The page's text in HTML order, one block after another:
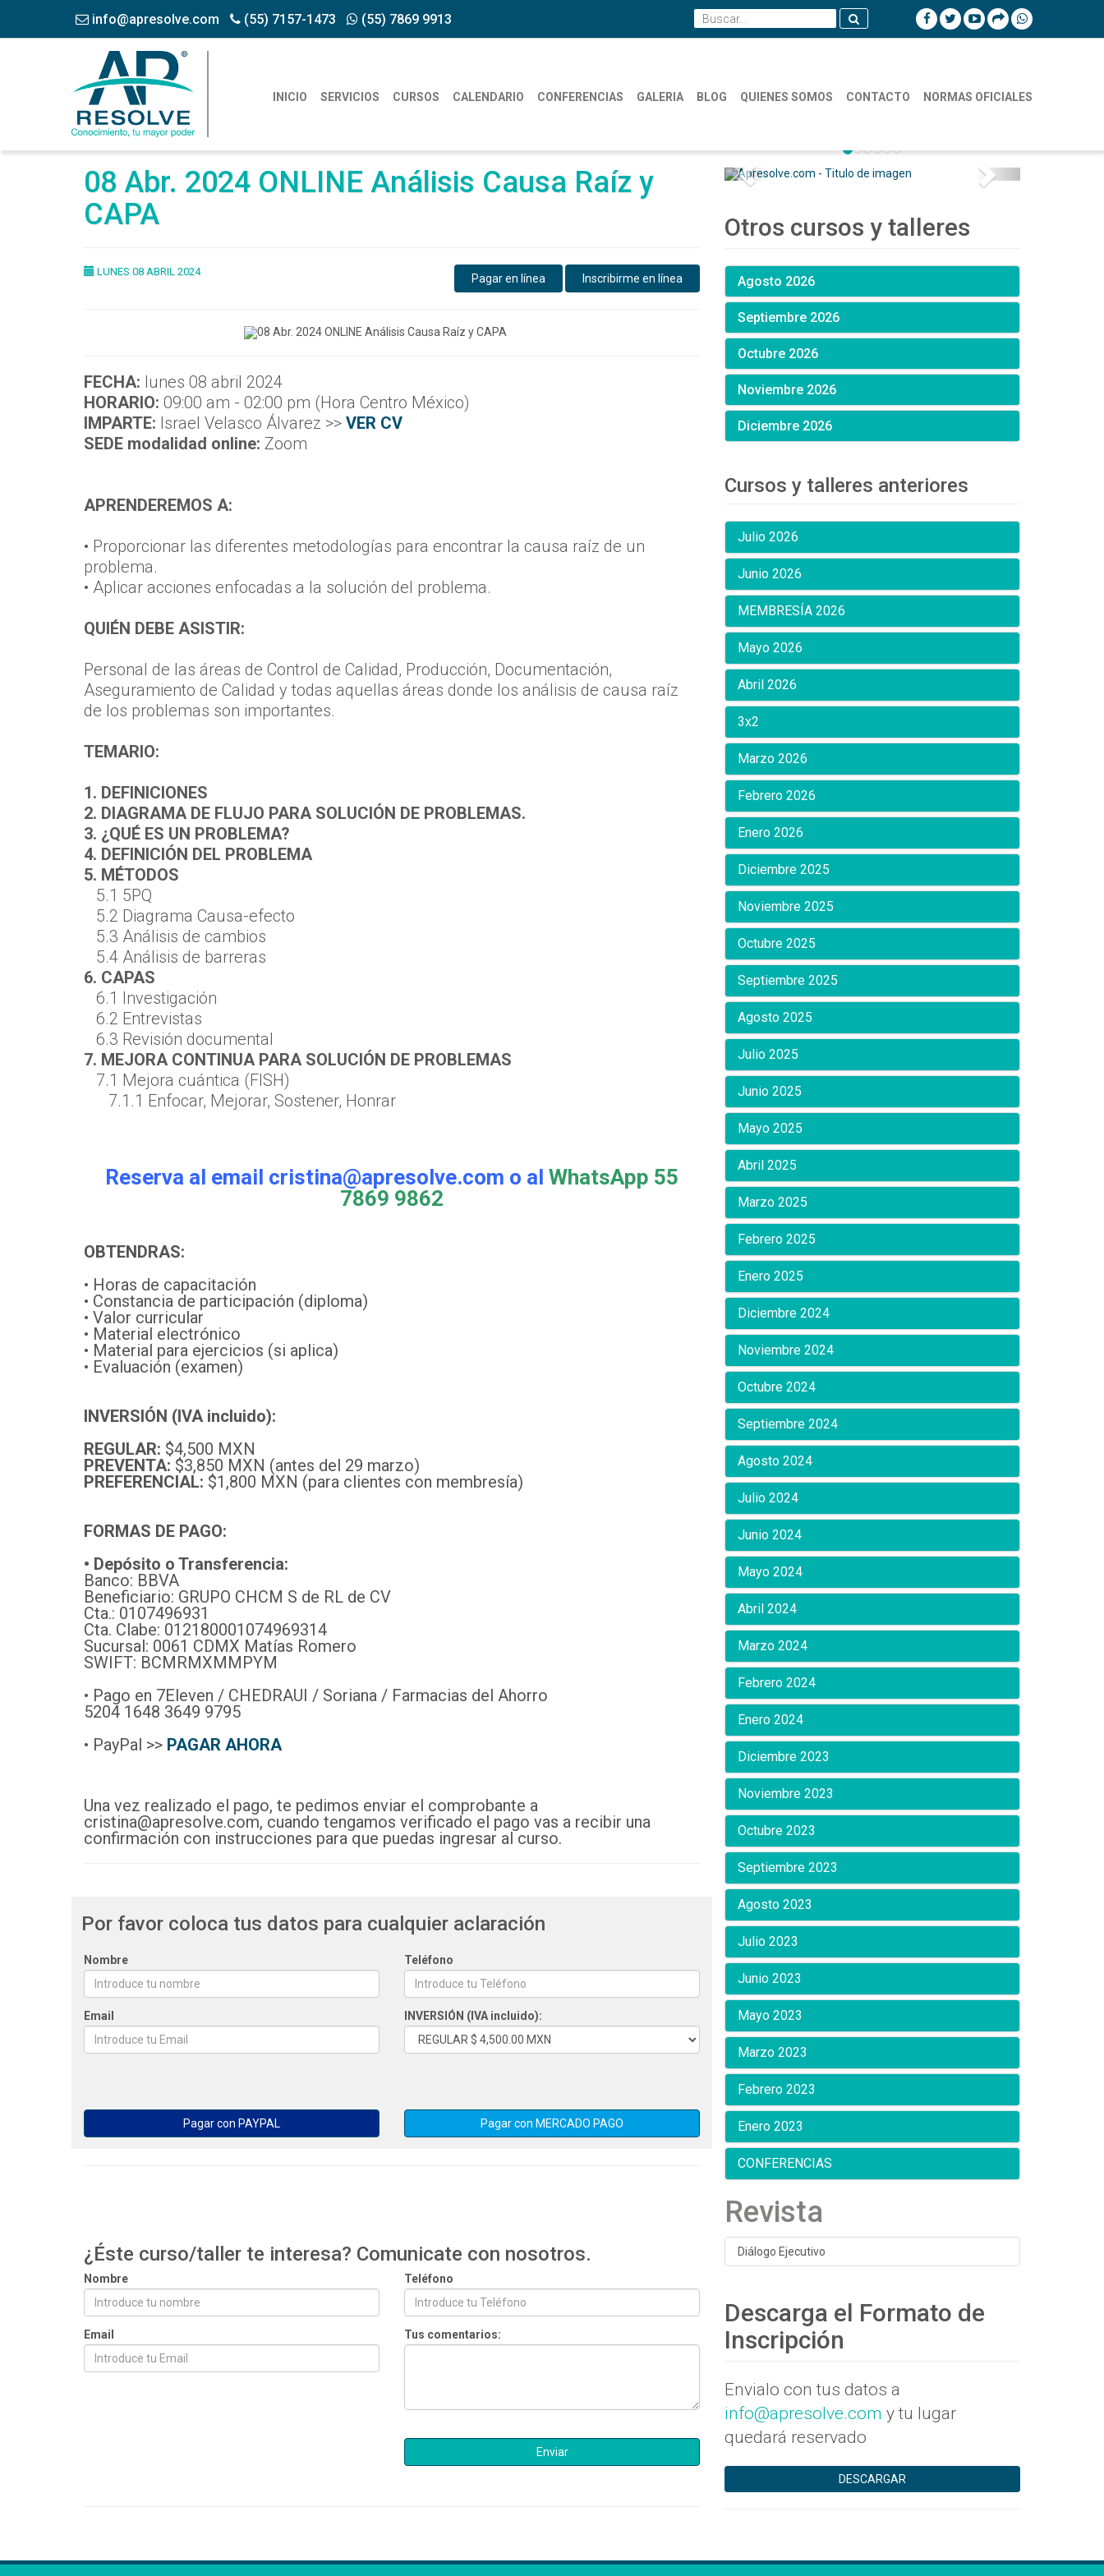
info@apresolve.com (55) 7157-1473 (55) 7869 9913
INICIO SERVICIOS CURSOS CALENDARIO CONFERENCIAS GALERIA BLOG QUIENES SOMOS CONTACTO NORMAS OFICIALES
08 Abr. 2024 ONLINE Análisis Causa Raíz y
CAPA
LUNES 08 ABRIL 2024
Pagar en línea Inscribirme en línea
FECHA: lunes 08 abril 2024
HORARIO: 09:00 am - 02:00 pm (Hora Centro México)
IMPARTE: Israel Velasco Álvarez >> VER CV
SEDE modalidad online: Zoom
APRENDEREMOS A:
• Proporcionar las diferentes metodologías para encontrar la causa raíz de un
problema.
• Aplicar acciones enfocadas a la solución del problema.
QUIÉN DEBE ASISTIR:
Personal de las áreas de Control de Calidad, Producción, Documentación,
Aseguramiento de Calidad y todas aquellas áreas donde los análisis de causa raíz
de los problemas son importantes.
TEMARIO:
1. DEFINICIONES
2. DIAGRAMA DE FLUJO PARA SOLUCIÓN DE PROBLEMAS.
3. ¿QUÉ ES UN PROBLEMA?
4. DEFINICIÓN DEL PROBLEMA
5. MÉTODOS
5.1 5PQ
5.2 Diagrama Causa-efecto
5.3 Análisis de cambios
5.4 Análisis de barreras
6. CAPAS
6.1 Investigación
6.2 Entrevistas
6.3 Revisión documental
7. MEJORA CONTINUA PARA SOLUCIÓN DE PROBLEMAS
7.1 Mejora cuántica (FISH)
7.1.1 Enfocar, Mejorar, Sostener, Honrar
Reserva al email cristina@apresolve.com o al WhatsApp 55
7869 9862
OBTENDRAS:
• Horas de capacitación
• Constancia de participación (diploma)
• Valor curricular
• Material electrónico
• Material para ejercicios (si aplica)
• Evaluación (examen)
INVERSIÓN (IVA incluido):
REGULAR: $4,500 MXN
PREVENTA: $3,850 MXN (antes del 29 marzo)
PREFERENCIAL: $1,800 MXN (para clientes con membresía)
FORMAS DE PAGO:
• Depósito o Transferencia:
Banco: BBVA
Beneficiario: GRUPO CHCM S de RL de CV
Cta.: 0107496931
Cta. Clabe: 012180001074969314
Sucursal: 0061 CDMX Matías Romero
SWIFT: BCMRMXMMPYM
• Pago en 7Eleven / CHEDRAUI / Soriana / Farmacias del Ahorro
5204 1648 3649 9795
• PayPal >> PAGAR AHORA
Una vez realizado el pago, te pedimos enviar el comprobante a
cristina@apresolve.com, cuando tengamos verificado el pago vas a recibir una
confirmación con instrucciones para que puedas ingresar al curso.
Por favor coloca tus datos para cualquier aclaración
Nombre Teléfono
Email INVERSIÓN (IVA incluido):
¿Éste curso/taller te interesa? Comunicate con nosotros.
Nombre Teléfono
Email Tus comentarios:
Otros cursos y talleres
Agosto 2026
Septiembre 2026
Octubre 2026
Noviembre 2026
Diciembre 2026
Cursos y talleres anteriores
Julio 2026
Junio 2026
MEMBRESÍA 2026
Mayo 2026
Abril 2026
3x2
Marzo 2026
Febrero 2026
Enero 2026
Diciembre 2025
Noviembre 2025
Octubre 2025
Septiembre 2025
Agosto 2025
Julio 2025
Junio 2025
Mayo 2025
Abril 2025
Marzo 2025
Febrero 2025
Enero 2025
Diciembre 2024
Noviembre 2024
Octubre 2024
Septiembre 2024
Agosto 2024
Julio 2024
Junio 2024
Mayo 2024
Abril 2024
Marzo 2024
Febrero 2024
Enero 2024
Diciembre 2023
Noviembre 2023
Octubre 2023
Septiembre 2023
Agosto 2023
Julio 2023
Junio 2023
Mayo 2023
Marzo 2023
Febrero 2023
Enero 2023
CONFERENCIAS
Revista
Diálogo Ejecutivo
Descarga el Formato de
Inscripción
Envialo con tus datos a
info@apresolve.com y tu lugar
quedará reservado
DESCARGAR